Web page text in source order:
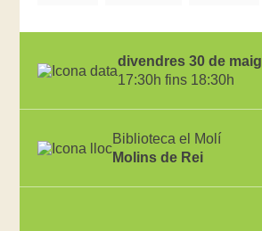
divendres 30 de maig
17:30h fins 18:30h
Biblioteca el Molí
Molins de Rei